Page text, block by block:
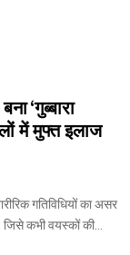
‘गुब्बारा
में मुफ्त इलाज
गतिविधियों का असर
कभी वयस्कों की...